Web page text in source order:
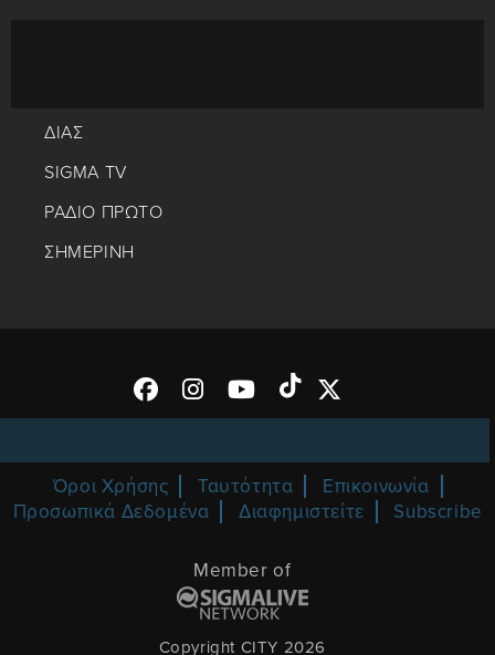
ΔΙΑΣ
SIGMA TV
ΡΑΔΙΟ ΠΡΩΤΟ
ΣΗΜΕΡΙΝΗ
Όροι Χρήσης Ταυτότητα
Επικοινωνία
Προσωπικά Δεδομένα
Διαφημιστείτε Subscribe
Member of
Copyright CITY 2026